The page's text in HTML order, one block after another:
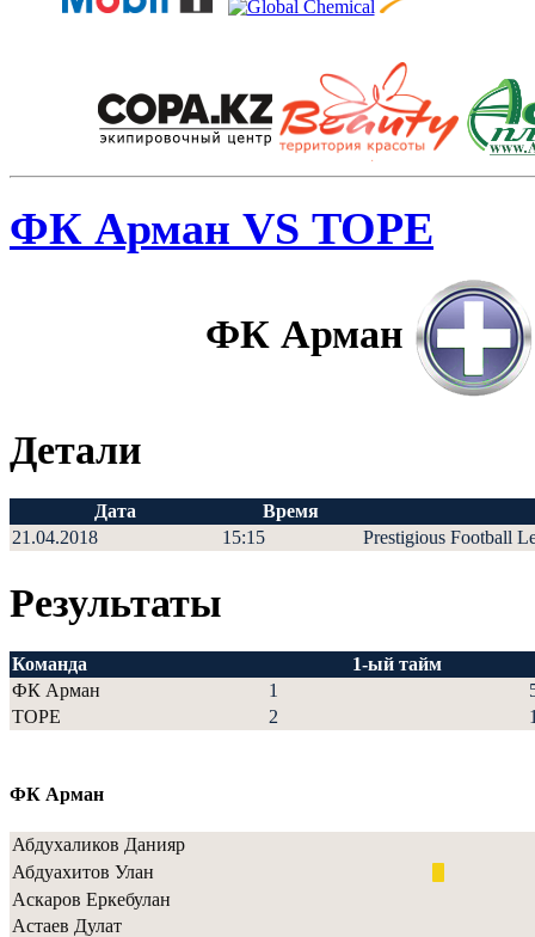
ФК Арман VS ТОРЕ
ФК Арман
Детали
Дата
Время
21.04.2018
15:15 Prestigious Football
Результаты
Команда
1-ый тайм
ФК Арман
1
ТОРЕ
2
ФК Арман
Абдухаликов Данияр
Абдуахитов Улан
Аскаров Еркебулан
Астаев Дулат